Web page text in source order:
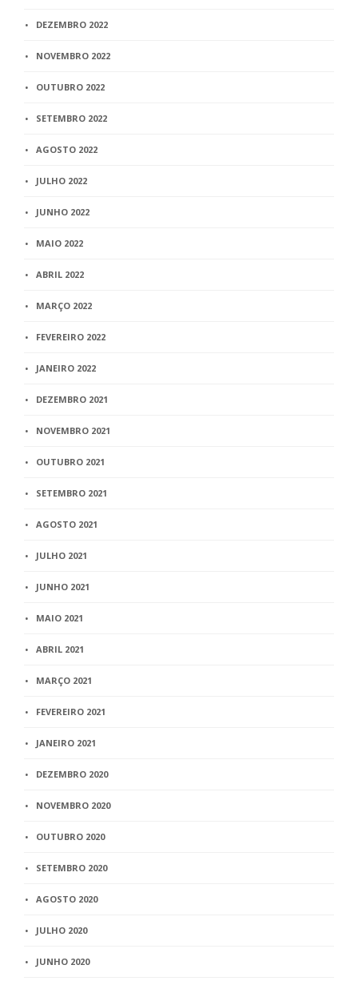
DEZEMBRO 2022
NOVEMBRO 2022
OUTUBRO 2022
SETEMBRO 2022
AGOSTO 2022
JULHO 2022
JUNHO 2022
MAIO 2022
ABRIL 2022
MARÇO 2022
FEVEREIRO 2022
JANEIRO 2022
DEZEMBRO 2021
NOVEMBRO 2021
OUTUBRO 2021
SETEMBRO 2021
AGOSTO 2021
JULHO 2021
JUNHO 2021
MAIO 2021
ABRIL 2021
MARÇO 2021
FEVEREIRO 2021
JANEIRO 2021
DEZEMBRO 2020
NOVEMBRO 2020
OUTUBRO 2020
SETEMBRO 2020
AGOSTO 2020
JULHO 2020
JUNHO 2020